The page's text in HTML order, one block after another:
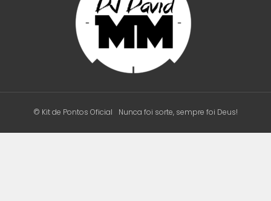
© Kit de Pontos Oficial Nunca foi sorte, sempre foi Deus!